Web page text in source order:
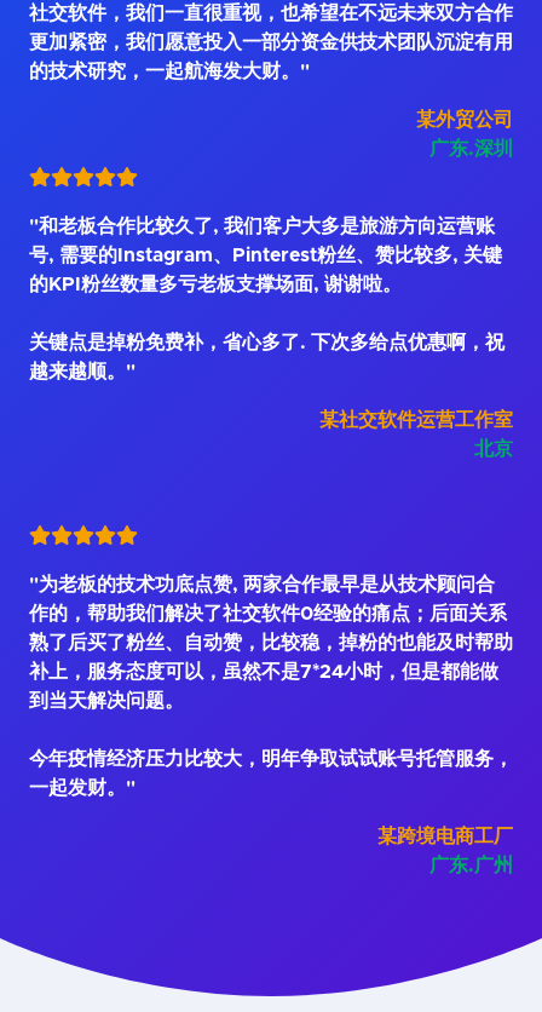
社交软件，我们一直很重视，也希望在不远未来双方合作
更加紧密，我们愿意投入一部分资金供技术团队沉淀有用
的技术研究，一起航海发大财。"
某外贸公司
广东.深圳
"和老板合作比较久了, 我们客户大多是旅游方向运营账
号, 需要的Instagram、Pinterest粉丝、赞比较多, 关键
的KPI粉丝数量多亏老板支撑场面, 谢谢啦。
关键点是掉粉免费补，省心多了. 下次多给点优惠啊，祝
越来越顺。"
某社交软件运营工作室
北京
"为老板的技术功底点赞, 两家合作最早是从技术顾问合
作的，帮助我们解决了社交软件0经验的痛点；后面关系
熟了后买了粉丝、自动赞，比较稳，掉粉的也能及时帮助
补上，服务态度可以，虽然不是7*24小时，但是都能做
到当天解决问题。
今年疫情经济压力比较大，明年争取试试账号托管服务，
一起发财。"
某跨境电商工厂
广东.广州